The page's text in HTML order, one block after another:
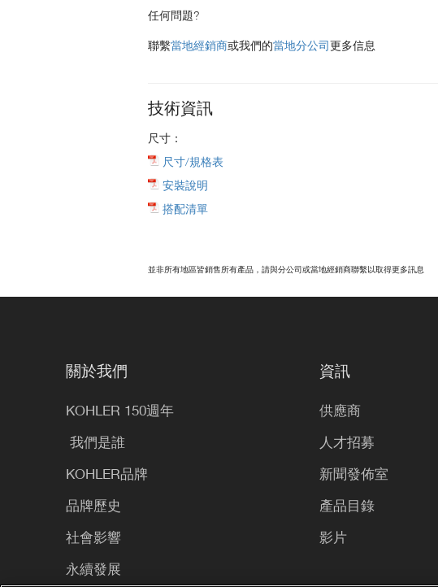
任何問題?
聯繫當地經銷商或我們的當地分公司更多信息
技術資訊
尺寸：
尺寸/規格表
安裝說明
搭配清單
並非所有地區皆銷售所有產品，請與分公司或當地經銷商聯繫以取得更多訊息
關於我們
KOHLER 150週年
​ 我們是誰
KOHLER品牌
品牌歷史
社會影響
永續發展
資訊
供應商
人才招募
新聞發佈室
產品目錄
影片